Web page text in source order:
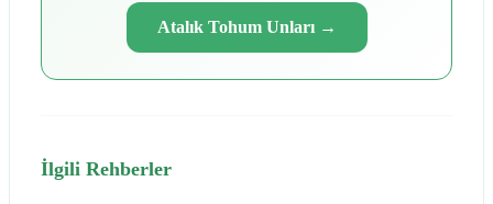
Atalık Tohum Unları→
İlgili Rehberler